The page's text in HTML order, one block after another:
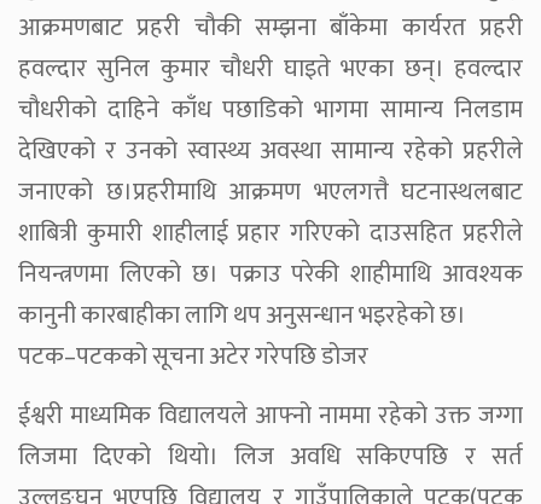
आक्रमणबाट प्रहरी चौकी सम्झना बाँकेमा कार्यरत प्रहरी
हवल्दार सुनिल कुमार चौधरी घाइते भएका छन्। हवल्दार
चौधरीको दाहिने काँध पछाडिको भागमा सामान्य निलडाम
देखिएको र उनको स्वास्थ्य अवस्था सामान्य रहेको प्रहरीले
जनाएको छ।प्रहरीमाथि आक्रमण भएलगत्तै घटनास्थलबाट
शाबित्री कुमारी शाहीलाई प्रहार गरिएको दाउसहित प्रहरीले
नियन्त्रणमा लिएको छ। पक्राउ परेकी शाहीमाथि आवश्यक
कानुनी कारबाहीका लागि थप अनुसन्धान भइरहेको छ।
पटक–पटकको सूचना अटेर गरेपछि डोजर
ईश्वरी माध्यमिक विद्यालयले आफ्नो नाममा रहेको उक्त जग्गा
लिजमा दिएको थियो। लिज अवधि सकिएपछि र सर्त